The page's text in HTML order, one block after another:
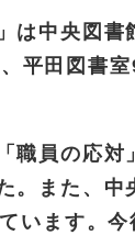
は中央図
平田図書
職員の応
。また、中
います。